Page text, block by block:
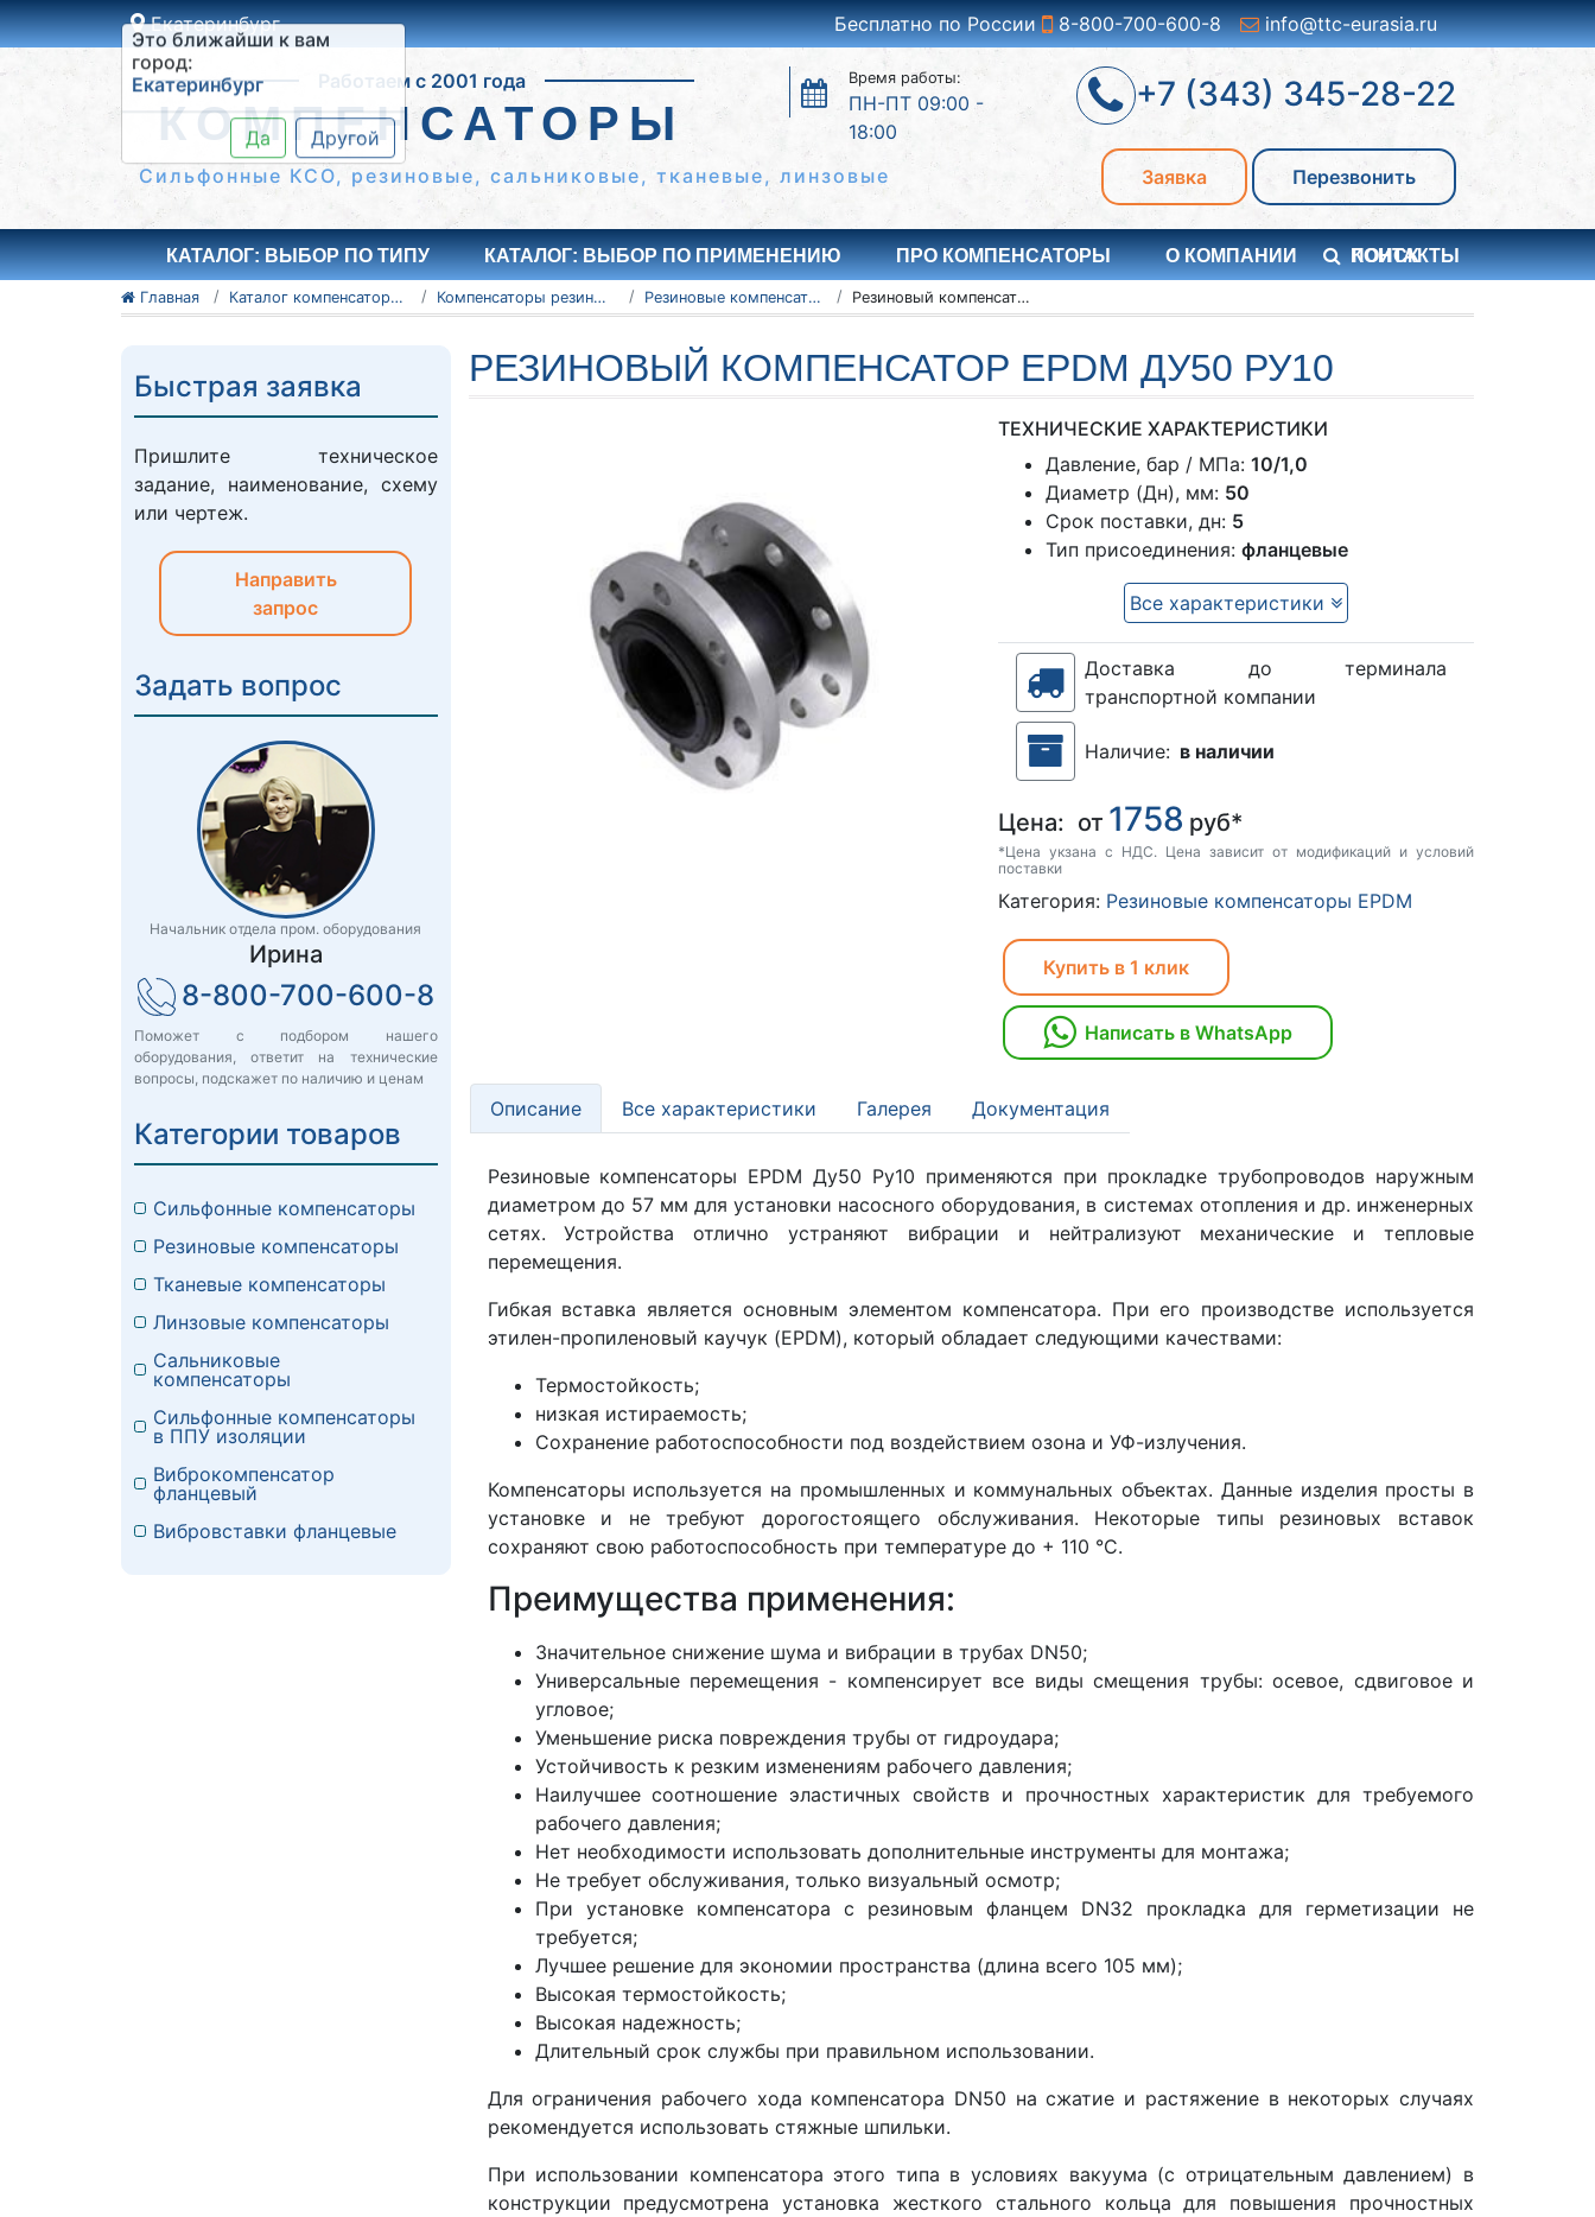
Екатеринбург
Это ближайши к вам
город:
Екатеринбург
Да Другой
Бесплатно по России 8-800-700-600-8 info@ttc-eurasia.ru
Работаем с 2001 года
КОМПЕНСАТОРЫ
Время работы:
ПН-ПТ 09:00 -
18:00
Сильфонные КСО, резиновые, сальниковые, тканевые, линзовые
+7 (343) 345-28-22
Заявка Перезвонить
КАТАЛОГ: ВЫБОР ПО ТИПУ КАТАЛОГ: ВЫБОР ПО ПРИМЕНЕНИЮ ПРО КОМПЕНСАТОРЫ О КОМПАНИИ КОНТАКТЫ
ПОИСК
Главная Каталог компенсаторов Компенсаторы резиновые антивибрационные Резиновые компенсаторы EPDM Резиновый компенсатор EPDM Ду50 Ру10
РЕЗИНОВЫЙ КОМПЕНСАТОР EPDM ДУ50 РУ10
ТЕХНИЧЕСКИЕ ХАРАКТЕРИСТИКИ
Давление, бар / МПа:10/1,0
Диаметр (Дн), мм: 50
Срок поставки, дн: 5
Тип присоединения:фланцевые
Все характеристики
Доставка до терминала
транспортной компании
Наличие: в наличии
Цена: от 1758 руб*
*Цена укзана с НДС. Цена зависит от модификаций и условий
поставки
Категория: Резиновые компенсаторы EPDM
Купить в 1 клик
Написать в WhatsApp
Описание Все характеристики Галерея Документация
Резиновые компенсаторы EPDM Ду50 Ру10 применяются при прокладке трубопроводов наружным
диаметром до 57 мм для установки насосного оборудования, в системах отопления и др. инженерных
сетях. Устройства отлично устраняют вибрации и нейтрализуют механические и тепловые
перемещения.
Гибкая вставка является основным элементом компенсатора. При его производстве используется
этилен-пропиленовый каучук (EPDM), который обладает следующими качествами:
Термостойкость;
низкая истираемость;
Сохранение работоспособности под воздействием озона и УФ-излучения.
Компенсаторы используется на промышленных и коммунальных объектах. Данные изделия просты в
установке и не требуют дорогостоящего обслуживания. Некоторые типы резиновых вставок
сохраняют свою работоспособность при температуре до + 110 °C.
Преимущества применения:
Значительное снижение шума и вибрации в трубах DN50;
Универсальные перемещения - компенсирует все виды смещения трубы: осевое, сдвиговое и
угловое;
Уменьшение риска повреждения трубы от гидроудара;
Устойчивость к резким изменениям рабочего давления;
Наилучшее соотношение эластичных свойств и прочностных характеристик для требуемого
рабочего давления;
Нет необходимости использовать дополнительные инструменты для монтажа;
Не требует обслуживания, только визуальный осмотр;
При установке компенсатора с резиновым фланцем DN32 прокладка для герметизации не
требуется;
Лучшее решение для экономии пространства (длина всего 105 мм);
Высокая термостойкость;
Высокая надежность;
Длительный срок службы при правильном использовании.
Для ограничения рабочего хода компенсатора DN50 на сжатие и растяжение в некоторых случаях
рекомендуется использовать стяжные шпильки.
При использовании компенсатора этого типа в условиях вакуума (с отрицательным давлением) в
конструкции предусмотрена установка жесткого стального кольца для повышения прочностных
Быстрая заявка
Пришлите техническое
задание, наименование, схему
или чертеж.
Направить
запрос
Задать вопрос
Начальник отдела пром. оборудования
Ирина
8-800-700-600-8
Поможет с подбором нашего
оборудования, ответит на технические
вопросы, подскажет по наличию и ценам
Категории товаров
Сильфонные компенсаторы
Резиновые компенсаторы
Тканевые компенсаторы
Линзовые компенсаторы
Сальниковые
компенсаторы
Сильфонные компенсаторы
в ППУ изоляции
Виброкомпенсатор
фланцевый
Вибровставки фланцевые